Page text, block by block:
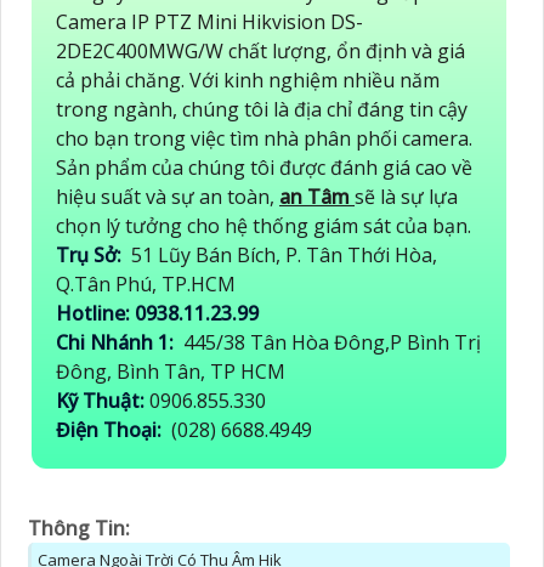
Camera IP PTZ Mini Hikvision DS-
2DE2C400MWG/W chất lượng, ổn định và giá
cả phải chăng. Với kinh nghiệm nhiều năm
trong ngành, chúng tôi là địa chỉ đáng tin cậy
cho bạn trong việc tìm nhà phân phối camera.
Sản phẩm của chúng tôi được đánh giá cao về
hiệu suất và sự an toàn, an Tâm sẽ là sự lựa
chọn lý tưởng cho hệ thống giám sát của bạn.
Trụ Sở: 51 Lũy Bán Bích, P. Tân Thới Hòa,
Q.Tân Phú, TP.HCM
Hotline: 0938.11.23.99
Chi Nhánh 1: 445/38 Tân Hòa Đông,P Bình Trị
Đông, Bình Tân, TP HCM
Kỹ Thuật:0906.855.330
Điện Thoại: (028) 6688.4949
Thông Tin:
Camera Ngoài Trời Có Thu Âm Hik